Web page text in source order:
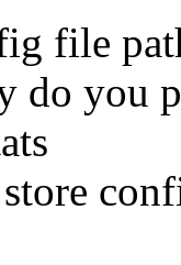
file
do you